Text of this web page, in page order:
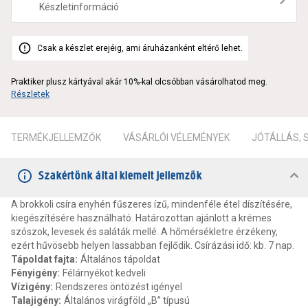
Készletinformáció
Csak a készlet erejéig, ami áruházanként eltérő lehet.
Praktiker plusz kártyával akár 10%-kal olcsóbban vásárolhatod meg.
Részletek
TERMÉKJELLEMZŐK VÁSÁRLÓI VÉLEMÉNYEK JÓTÁLLÁS,
Szakértőnk által kiemelt jellemzők
A brokkoli csíra enyhén fűszeres ízű, mindenféle étel díszítésére,
kiegészítésére használható. Határozottan ajánlott a krémes
szószok, levesek és saláták mellé. A hőmérsékletre érzékeny,
ezért hűvösebb helyen lassabban fejlődik. Csírázási idő: kb. 7 nap.
Tápoldat fajta: Általános tápoldat
Fényigény: Félárnyékot kedveli
Vízigény: Rendszeres öntözést igényel
Talajigény: Általános virágföld „B” típusú